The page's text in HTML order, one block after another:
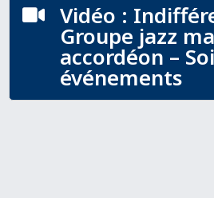
 Vidéo :
Groupe jazz
accordéon –
événements